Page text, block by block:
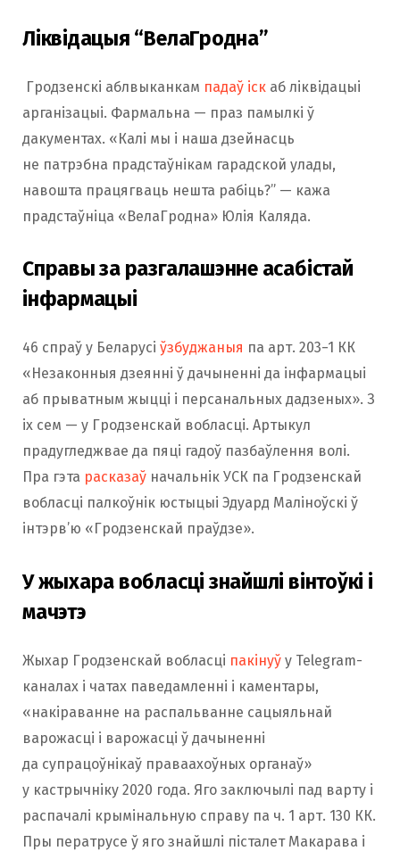
Ліквідацыя “ВелаГродна”
Гродзенскі аблвыканкам падаў іск аб ліквідацыі
арганізацыі. Фармальна — праз памылкі ў
дакументах. «Калі мы і наша дзейнасць
не патрэбна прадстаўнікам гарадской улады,
навошта працягваць нешта рабіць?” — кажа
прадстаўніца «ВелаГродна» Юлія Каляда.
Справы за разгалашэнне асабістай
інфармацыі
46 спраў у Беларусі ўзбуджаныя па арт. 203−1 КК
«Незаконныя дзеянні ў дачыненні да інфармацыі
аб прыватным жыцці і персанальных дадзеных». З
іх сем — у Гродзенскай вобласці. Артыкул
прадугледжвае да пяці гадоў пазбаўлення волі.
Пра гэта расказаў начальнік УСК па Гродзенскай
вобласці палкоўнік юстыцыі Эдуард Маліноўскі ў
інтэрв’ю «Гродзенскай праўдзе».
У жыхара вобласці знайшлі вінтоўкі і
мачэтэ
Жыхар Гродзенскай вобласці пакінуў у Telegram-
каналах і чатах паведамленні і каментары,
«накіраванне на распальванне сацыяльнай
варожасці і варожасці ў дачыненні
да супрацоўнікаў праваахоўных органаў»
у кастрычніку 2020 года. Яго заключылі пад варту і
распачалі крымінальную справу па ч. 1 арт. 130 КК.
Пры ператрусе ў яго знайшлі пісталет Макарава і